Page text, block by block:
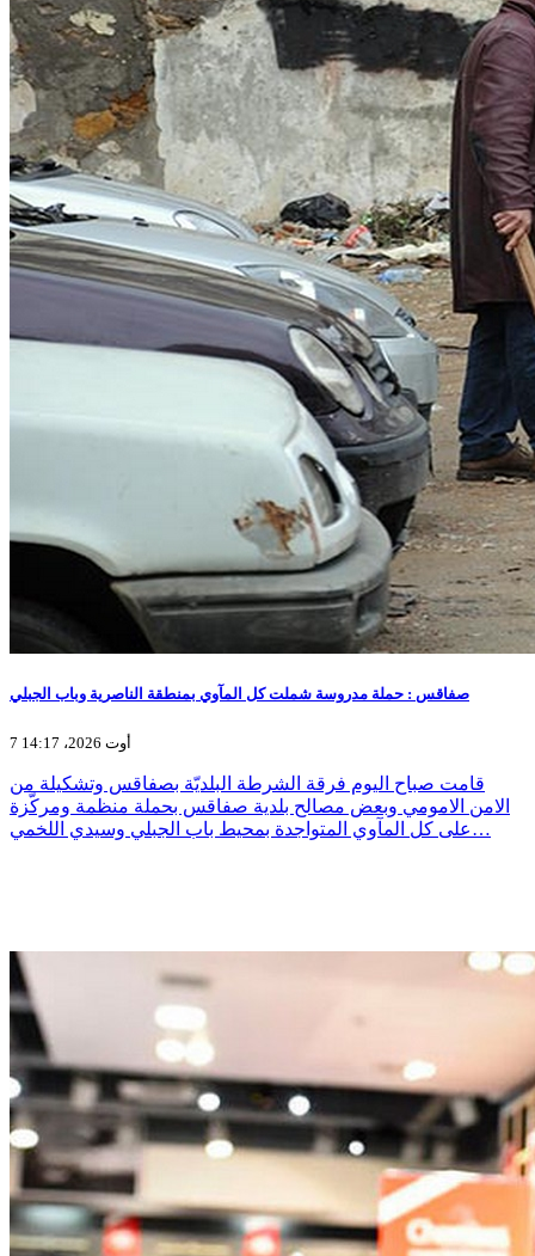
صفاقس : حملة مدروسة شملت كل المآوي بمنطقة الناصرية وباب الجبلي
7 أوت 2026، 14:17
قامت صباح اليوم فرقة الشرطة البلديّة بصفاقس وتشكيلة من
الامن الامومي وبعض مصالح بلدية صفاقس بحملة منظمة ومركّزة
على كل المآوي المتواجدة بمحيط باب الجبلي وسيدي اللخمي…